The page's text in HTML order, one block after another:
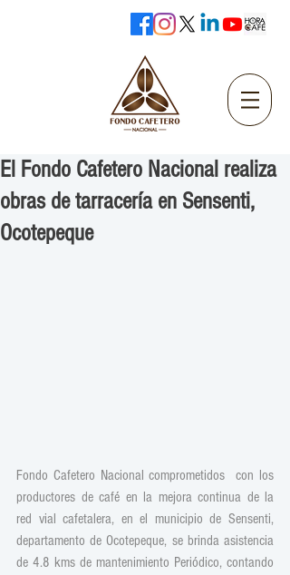
El Fondo Cafetero Nacional realiza
obras de tarracería en Sensenti,
Ocotepeque
Fondo Cafetero Nacional comprometidos  con los
productores de café en la mejora continua de la
red vial cafetalera, en el municipio de Sensenti,
departamento de Ocotepeque, se brinda asistencia
de 4.8 kms de mantenimiento Periódico, contando